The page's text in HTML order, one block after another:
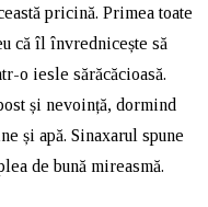
pricină. Primea toate
că îl învrednicește să
o iesle sărăcăcioasă.
și nevoință, dormind
și apă. Sinaxarul spune
de bună mireasmă.